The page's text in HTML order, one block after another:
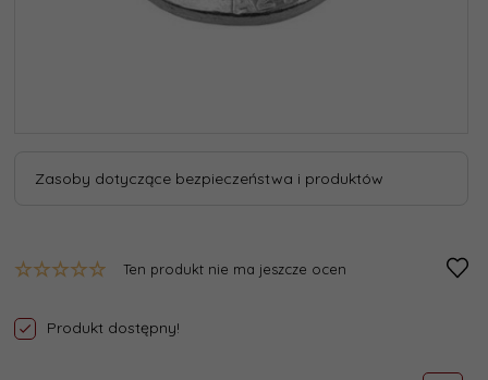
Zasoby dotyczące bezpieczeństwa i produktów
Ten produkt nie ma jeszcze ocen
Produkt dostępny!